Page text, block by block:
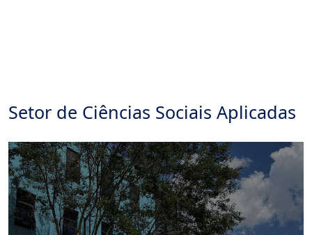
Setor de Ciências Sociais Aplicadas